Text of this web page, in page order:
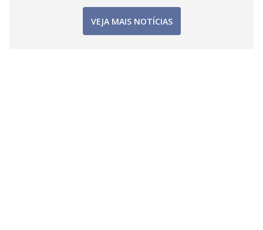
VEJA MAIS NOTÍCIAS